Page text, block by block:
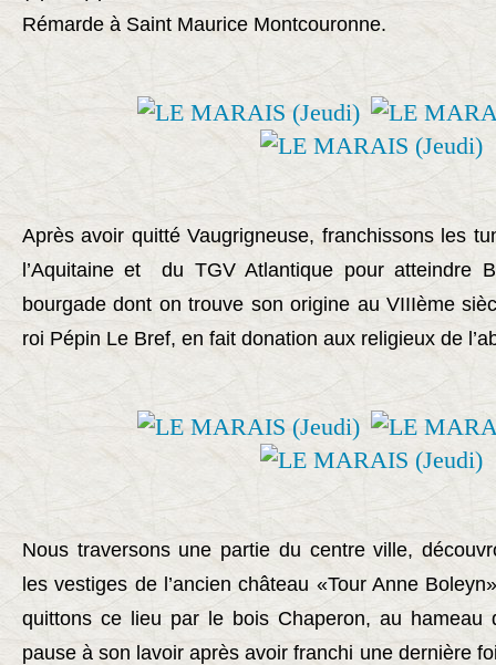
Rémarde à Saint Maurice Montcouronne.
Après avoir quitté Vaugrigneuse, franchissons les
l’Aquitaine et du TGV Atlantique pour atteindre
bourgade dont on trouve son origine au VIIIème
roi Pépin Le Bref, en fait donation aux religieux de
Nous traversons une partie du centre ville,
les vestiges de l’ancien château «Tour Anne
quittons ce lieu par le bois Chaperon, au hameau
pause à son lavoir après avoir franchi une dernière